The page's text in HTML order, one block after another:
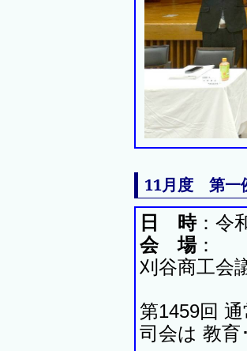
11月度 第一
日 時：令
会 場：
刈谷商工会
第1459回
司会は 教育